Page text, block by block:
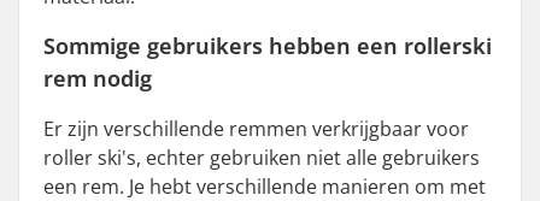
Sommige gebruikers hebben een rollerski
rem nodig
Er zijn verschillende remmen verkrijgbaar voor
roller ski's, echter gebruiken niet alle gebruikers
een rem. Je hebt verschillende manieren om met